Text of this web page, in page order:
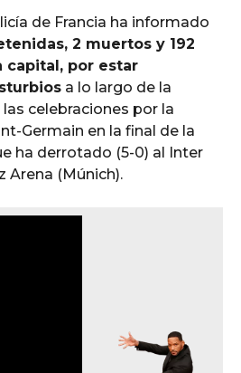
de Francia ha informado
2 muertos y 192
capital, por estar
a lo largo de la
celebraciones por la
Germain en la final de la
ha derrotado (5-0) al Inter
Arena (Múnich).